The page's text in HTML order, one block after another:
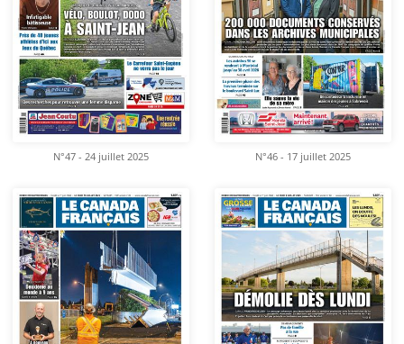
N°47 - 24 juillet 2025 N°46 - 17 juillet 2025